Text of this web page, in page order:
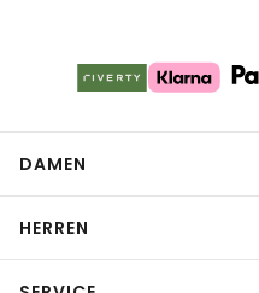
DAMEN
HERREN